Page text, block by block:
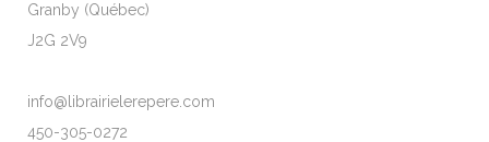
Granby (Québec)
J2G 2V9
info@librairielerepere.com
450-305-0272